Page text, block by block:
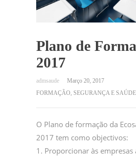
Plano de
2017
Março 20, 2017
FORMAÇÃO, SEGURANÇA E
O Plano de formação da
2017 tem como objectivos:
1. Proporcionar às empresas